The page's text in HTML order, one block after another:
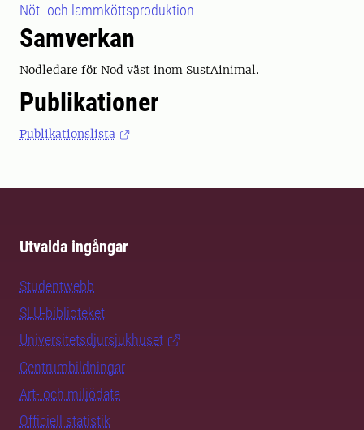
Nöt- och lammköttsproduktion
Samverkan
Nodledare för Nod väst inom SustAinimal.
Publikationer
Publikationslista
Utvalda ingångar
Studentwebb
SLU-biblioteket
Universitetsdjursjukhuset
Centrumbildningar
Art- och miljödata
Officiell statistik